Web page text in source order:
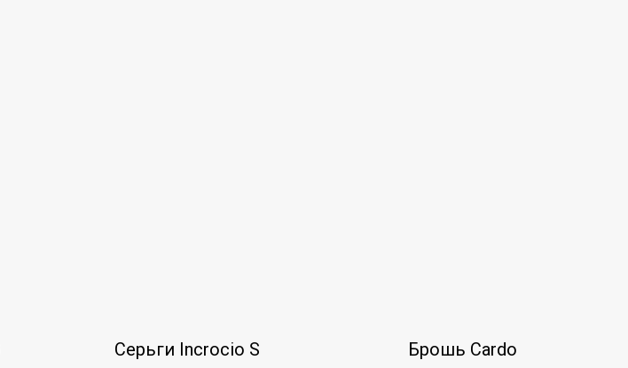
Серьги Incrocio S Брошь Cardo